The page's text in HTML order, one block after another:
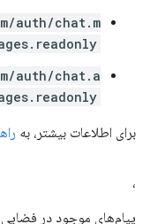
auth/chat.m
auth/chat.a
برای اطلاعات بیشتر، به
،
پیام‌های موجود در فضایی